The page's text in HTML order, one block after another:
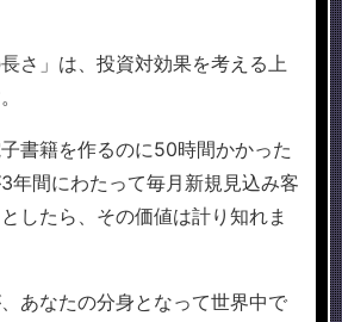
さ」は、投資対効果を考える上
書籍を作るのに50時間かかった
年間にわたって毎月新規見込み客
したら、その価値は計り知れま
あなたの分身となって世界中で